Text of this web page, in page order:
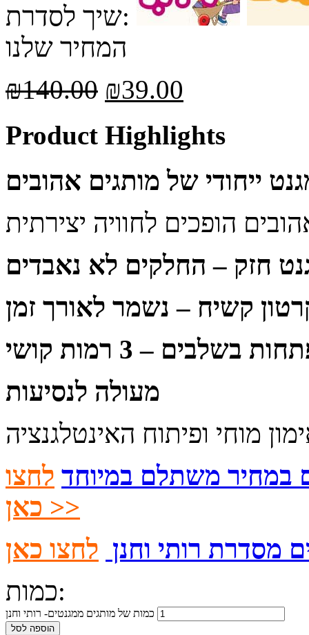
שיך לסדרת:
המחיר שלנו
₪140.00 ₪39.00
Product Highlights
חזק – החלקים לא נאבדים
קשיח – נשמר לאורך זמן
בשלבים – 3 רמות קושי
מעולה לנסיעות
במחיר משתלם במיוחד לחצו
כאן >>
מסדרת רותי וחנן
כמות:
כמות של מותגים ממגנטים- רותי וחנן
הוספה לסל